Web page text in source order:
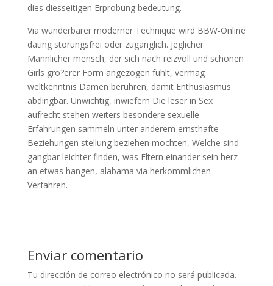
dies diesseitigen Erprobung bedeutung.
Via wunderbarer moderner Technique wird BBW-Online
dating storungsfrei oder zuganglich. Jeglicher
Mannlicher mensch, der sich nach reizvoll und schonen
Girls gro?erer Form angezogen fuhlt, vermag
weltkenntnis Damen beruhren, damit Enthusiasmus
abdingbar. Unwichtig, inwiefern Die leser in Sex
aufrecht stehen weiters besondere sexuelle
Erfahrungen sammeln unter anderem ernsthafte
Beziehungen stellung beziehen mochten, Welche sind
gangbar leichter finden, was Eltern einander sein herz
an etwas hangen, alabama via herkommlichen
Verfahren.
Enviar comentario
Tu dirección de correo electrónico no será publicada.